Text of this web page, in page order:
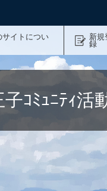
サイトについ
新規
録
子ｺﾐｭﾆﾃｨ